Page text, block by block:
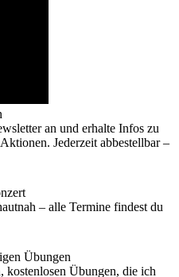
an und erhalte Infos zu
Jederzeit abbestellbar –
– alle Termine findest du
Übungen
kostenlosen Übungen, die ich